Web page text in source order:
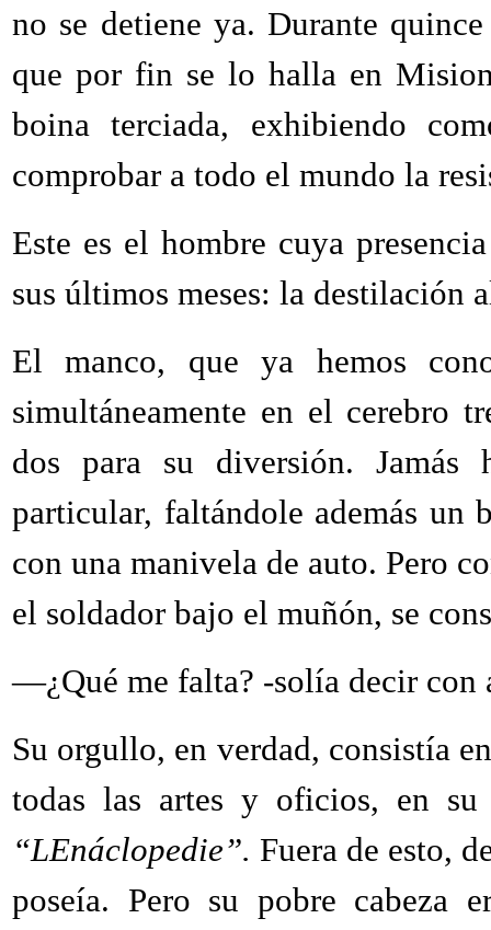
no se detiene ya. Durante
que por fin se lo halla en
boina terciada, exhibiendo
comprobar a todo el mundo la
Este es el hombre cuya
sus últimos meses: la destilación
El manco, que ya hemos
simultáneamente en el cerebro
dos para su diversión.
particular, faltándole además un
con una manivela de auto. Pero
el soldador bajo el muñón, se
—¿Qué me falta? -solía decir con
Su orgullo, en verdad, consistía
todas las artes y oficios, en
“LEnáclopedie”. Fuera de esto,
poseía. Pero su pobre cabeza